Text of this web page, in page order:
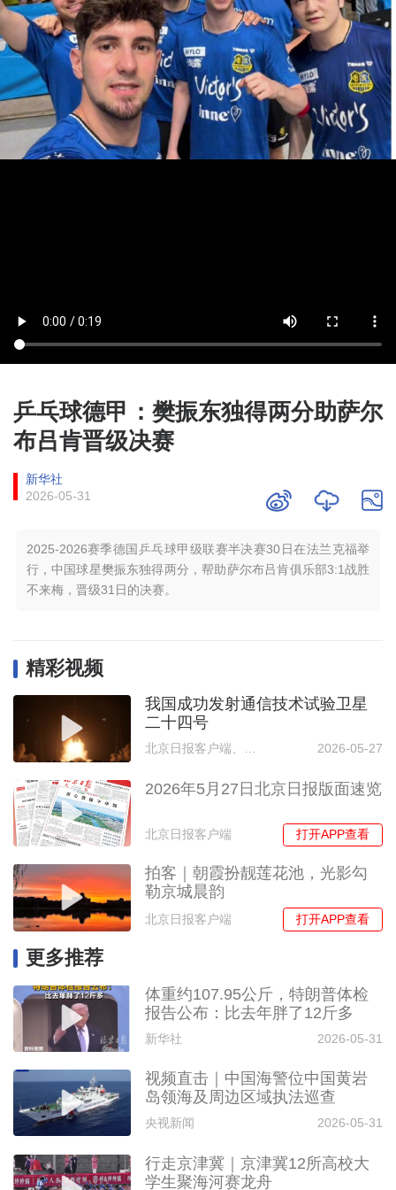
乒乓球德甲：樊振东独得两分助萨尔
布吕肯晋级决赛
新华社
2026-05-31
2025-2026赛季德国乒乓球甲级联赛半决赛30日在法兰克福举
行，中国球星樊振东独得两分，帮助萨尔布吕肯俱乐部3:1战胜
不来梅，晋级31日的决赛。
精彩视频
我国成功发射通信技术试验卫星
二十四号
北京日报客户端、央视新闻 2026-05-27
2026年5月27日北京日报版面速览
北京日报客户端 打开APP查看
拍客｜朝霞扮靓莲花池，光影勾
勒京城晨韵
北京日报客户端 打开APP查看
更多推荐
体重约107.95公斤，特朗普体检
报告公布：比去年胖了12斤多
新华社 2026-05-31
视频直击｜中国海警位中国黄岩
岛领海及周边区域执法巡查
央视新闻 2026-05-31
行走京津冀｜京津冀12所高校大
学生聚海河赛龙舟